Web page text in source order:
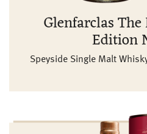
Glenfarclas The
Edition
Speyside Single Malt